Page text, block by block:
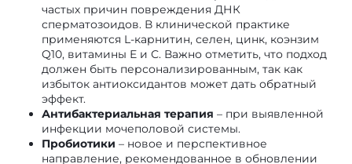
частых причин повреждения ДНК
сперматозоидов. В клинической практике
применяются L-карнитин, селен, цинк, коэнзим
Q10, витамины Е и С. Важно отметить, что подход
должен быть персонализированным, так как
избыток антиоксидантов может дать обратный
эффект.
Антибактериальная терапия – при выявленной
инфекции мочеполовой системы.
Пробиотики – новое и перспективное
направление, рекомендованное в обновлении